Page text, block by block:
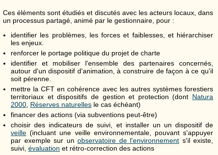
Ces éléments sont étudiés et discutés avec les acteurs locaux, dans
un processus partagé, animé par le gestionnaire, pour :
identifier les problèmes, les forces et faiblesses, et hiérarchiser
les enjeux.
renforcer le portage politique du projet de charte
identifier et mobiliser l'ensemble des partenaires concernés,
autour d'un dispositif d'animation, à construire de façon à ce qu'il
soit pérenne.
mettre la CFT en cohérence avec les autres systèmes forestiers
territoriaux et dispositifs de gestion et protection (dont Natura
2000, Réserves naturelles le cas échéant)
financer des actions (via subventions peut-être)
choisir des indicateurs de suivi, et installer un un dispositif de
veille (incluant une veille environnementale, pouvant s'appuyer
par exemple sur un observatoire de l'environnement s'il existe,
suivi, évaluation et rétro-correction des actions